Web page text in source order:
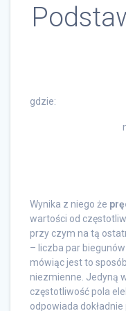
gdzie:
Wynika z niego że
wartości od
przy czym na tą
– liczba par
mówiąc jest to
niezmienne. Jedyną
częstotliwość pola
odpowiada